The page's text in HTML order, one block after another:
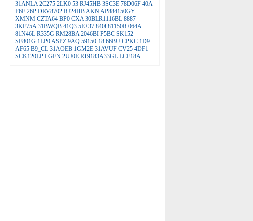
31ANLA 2C275 2LK0 53 RJ45HB 3SC3E 78D06F 40A
F6F 26P DRV8702 RJ24HBAKNAP884150GY
XMNM CZTA64 BP0 CXA 30BLR1116BL 8887
3KE75A 31BWQB 41Q3 5E+37 840i 81150R 064A
81N46L R335G RM28BA 2046BI P5BC SK152
SF801G 1LP0ASPZ 9AQ 59150-18 66BU CPKC 1D9
AF65 B9_CL 31AOEB 1GM2E 31AVUF CV25 4DF1
SCK120LP LGFN 2UJ0E RT9183A33GL LCE18A